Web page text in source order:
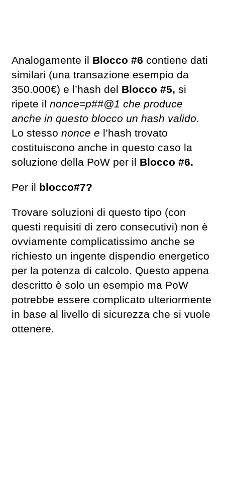
Analogamente il Blocco #6 contiene dati
similari (una transazione esempio da
350.000€) e l’hash del Blocco #5, si
ripete il nonce=p##@1 che produce
anche in questo blocco un hash valido.
Lo stesso nonce e l’hash trovato
costituiscono anche in questo caso la
soluzione della PoW per il Blocco #6.
Per il blocco#7?
Trovare soluzioni di questo tipo (con
questi requisiti di zero consecutivi) non è
ovviamente complicatissimo anche se
richiesto un ingente dispendio energetico
per la potenza di calcolo. Questo appena
descritto è solo un esempio ma PoW
potrebbe essere complicato ulteriormente
in base al livello di sicurezza che si vuole
ottenere.